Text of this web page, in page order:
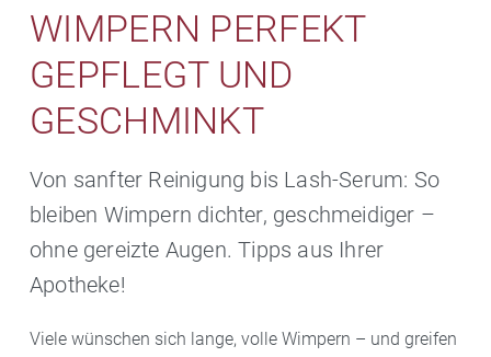
WIMPERN PERFEKT
GEPFLEGT UND
GESCHMINKT
Von sanfter Reinigung bis Lash-Serum: So
bleiben Wimpern dichter, geschmeidiger –
ohne gereizte Augen. Tipps aus Ihrer
Apotheke!
Viele wünschen sich lange, volle Wimpern – und greifen